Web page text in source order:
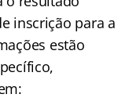
inscrição para a
estão